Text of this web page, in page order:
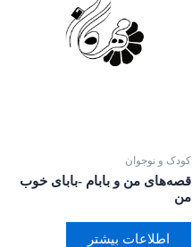
کودک و نوجوان
قصه‌های من و بابام -بابای خوب
من
اطلاعات بیشتر